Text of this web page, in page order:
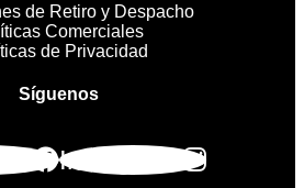
de Retiro y Despacho
Comerciales
de Privacidad
Síguenos
Instagram